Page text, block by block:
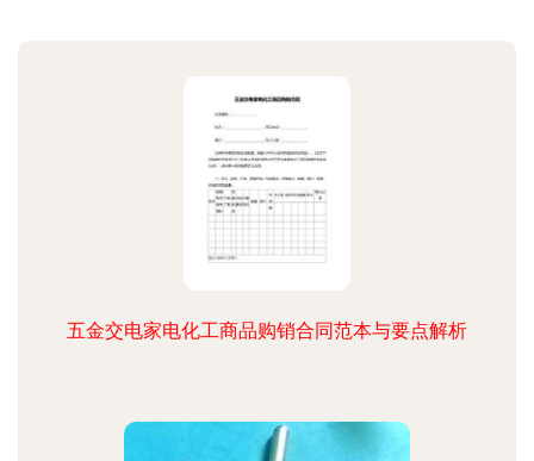
五金交电家电化工商品购销合同范本与要点解析